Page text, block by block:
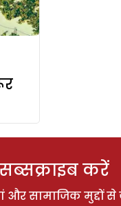
करें
और सामाजिक मुद्दों